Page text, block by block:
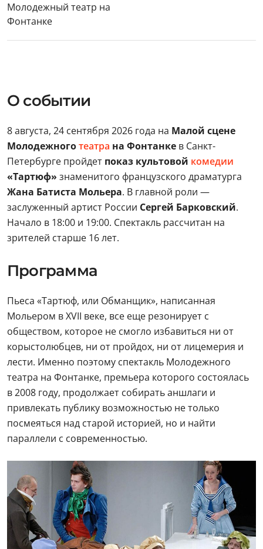
Молодежный театр на
Фонтанке
О событии
8 августа, 24 сентября 2026 года на Малой сцене
Молодежноготеатра на Фонтанке в Санкт-
Петербурге пройдет показ культовой комедии
«Тартюф» знаменитого французского драматурга
Жана Батиста Мольера. В главной роли —
заслуженный артист России Сергей Барковский.
Начало в 18:00 и 19:00. Спектакль рассчитан на
зрителей старше 16 лет.
Программа
Пьеса «Тартюф, или Обманщик», написанная
Мольером в XVII веке, все еще резонирует с
обществом, которое не смогло избавиться ни от
корыстолюбцев, ни от пройдох, ни от лицемерия и
лести. Именно поэтому спектакль Молодежного
театра на Фонтанке, премьера которого состоялась
в 2008 году, продолжает собирать аншлаги и
привлекать публику возможностью не только
посмеяться над старой историей, но и найти
параллели с современностью.